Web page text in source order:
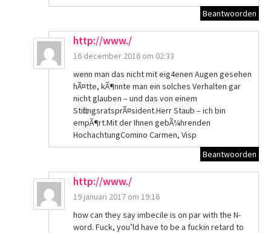
Beantwoorden
http://www./
16 december 2016 om 02:33
wenn man das nicht mit eig4enen Augen gesehen
hÃ¤tte, kÃ¶nnte man ein solches Verhalten gar
nicht glauben – und das von einem
StiftungsratsprÃ¤sident.Herr Staub – ich bin
empÃ¶rt.Mit der Ihnen gebÃ¼hrenden
HochachtungComino Carmen, Visp
Beantwoorden
http://www./
19 januari 2017 om 19:16
how can they say imbecile is on par with the N-
word. Fuck, you’ld have to be a fuckin retard to